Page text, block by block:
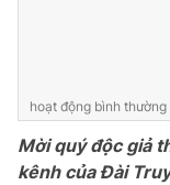
VTV Money
VTV Sức khoẻ
hoạt động bình
Mời quý độc giả
kênh của Đài